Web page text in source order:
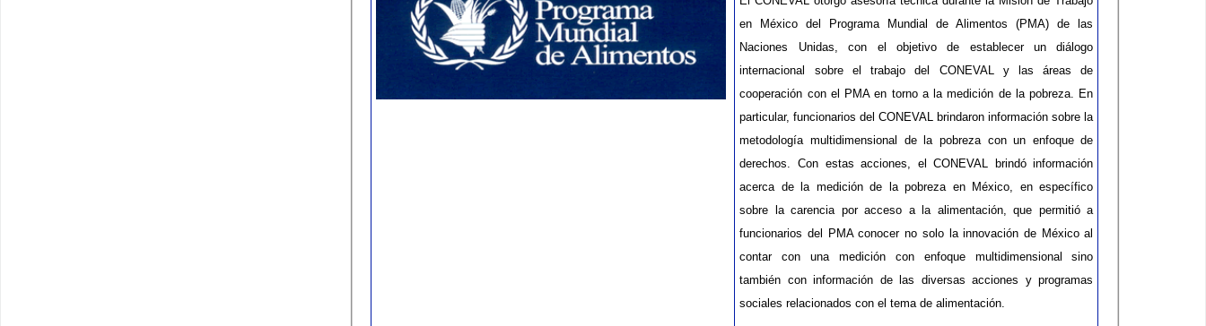
en México del Programa Mundial de Alimentos (PMA) de las
Naciones Unidas, con el objetivo de establecer un diálogo
internacional sobre el trabajo del CONEVAL y las áreas de
cooperación con el PMA en torno a la medición de la pobreza. En
particular, funcionarios del CONEVAL brindaron información sobre la
metodología multidimensional de la pobreza con un enfoque de
derechos. Con estas acciones, el CONEVAL brindó información
acerca de la medición de la pobreza en México, en específico
sobre la carencia por acceso a la alimentación, que permitió a
funcionarios del PMA conocer no solo la innovación de México al
contar con una medición con enfoque multidimensional sino
también con información de las diversas acciones y programas
sociales relacionados con el tema de alimentación.​​